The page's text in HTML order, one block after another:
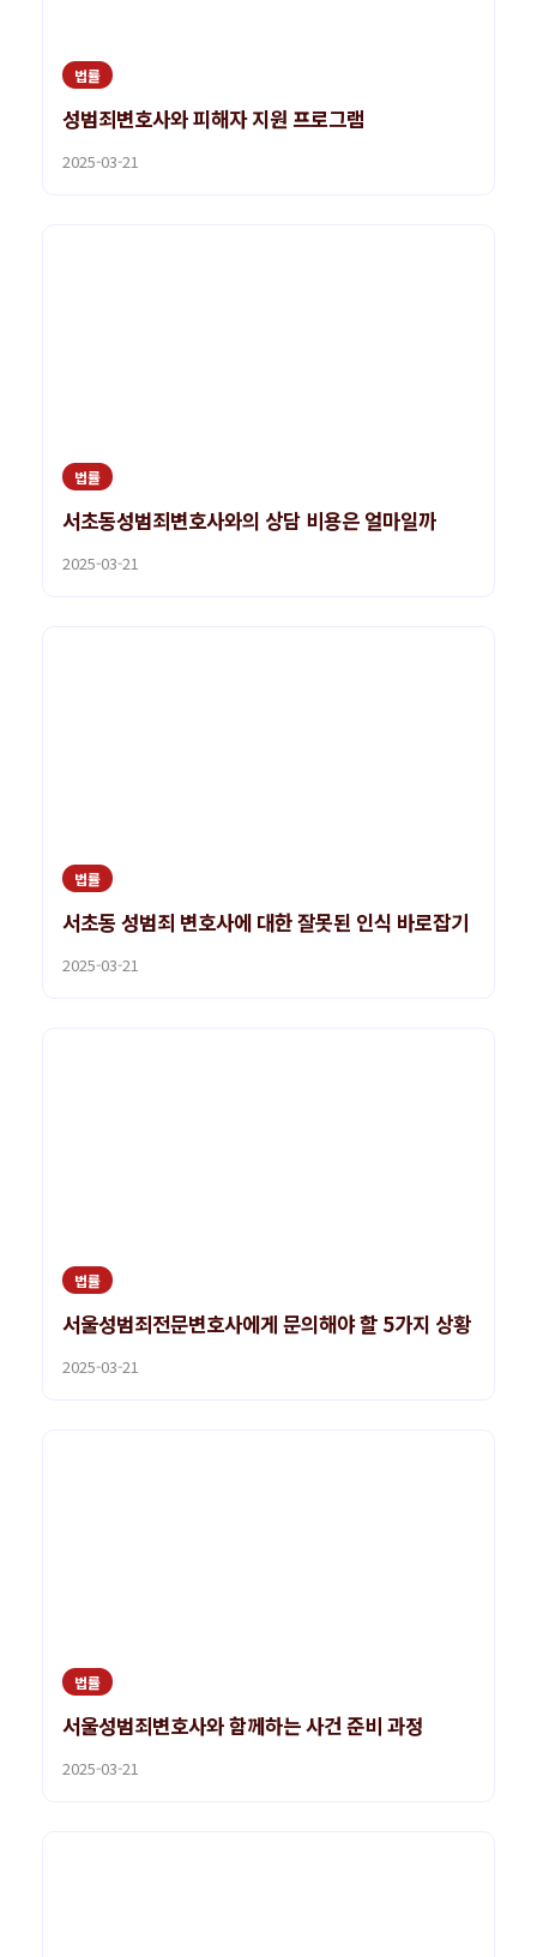
법률
성범죄변호사와 피해자 지원 프로그램
2025-03-21
법률
서초동성범죄변호사와의 상담 비용은 얼마일까
2025-03-21
법률
서초동 성범죄 변호사에 대한 잘못된 인식 바로잡기
2025-03-21
법률
서울성범죄전문변호사에게 문의해야 할 5가지 상황
2025-03-21
법률
서울성범죄변호사와 함께하는 사건 준비 과정
2025-03-21